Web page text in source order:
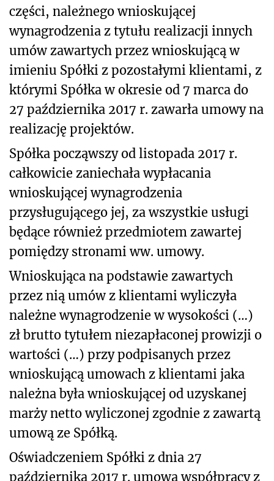
części, należnego wnioskującej
wynagrodzenia z tytułu realizacji innych
umów zawartych przez wnioskującą w
imieniu Spółki z pozostałymi klientami, z
którymi Spółka w okresie od 7 marca do
27 października 2017 r. zawarła umowy na
realizację projektów.
Spółka począwszy od listopada 2017 r.
całkowicie zaniechała wypłacania
wnioskującej wynagrodzenia
przysługującego jej, za wszystkie usługi
będące również przedmiotem zawartej
pomiędzy stronami ww. umowy.
Wnioskująca na podstawie zawartych
przez nią umów z klientami wyliczyła
należne wynagrodzenie w wysokości (…)
zł brutto tytułem niezapłaconej prowizji o
wartości (…) przy podpisanych przez
wnioskującą umowach z klientami jaka
należna była wnioskującej od uzyskanej
marży netto wyliczonej zgodnie z zawartą
umową ze Spółką.
Oświadczeniem Spółki z dnia 27
października 2017 r. umowa współpracy z